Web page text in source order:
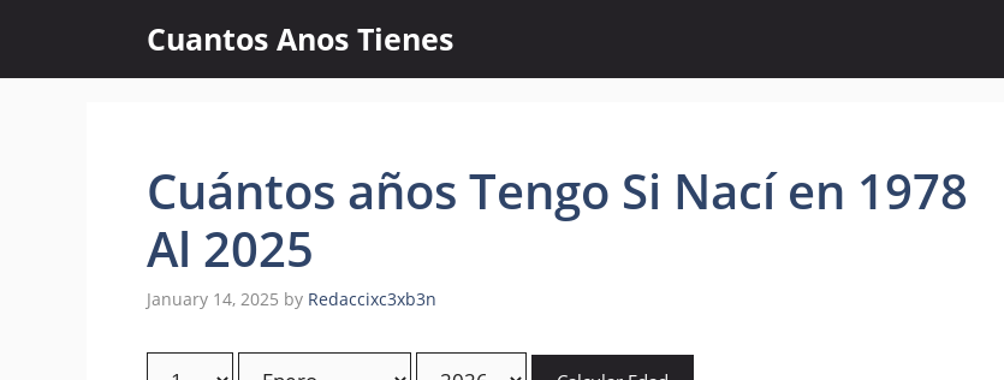
content
Cuantos Anos Tienes
Cuántos años Tengo Si Nací en 1978
Al 2025
January 14, 2025 by Redaccixc3xb3n